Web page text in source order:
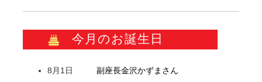
今月のお誕生日
8月1日 副座長金沢かずま さん